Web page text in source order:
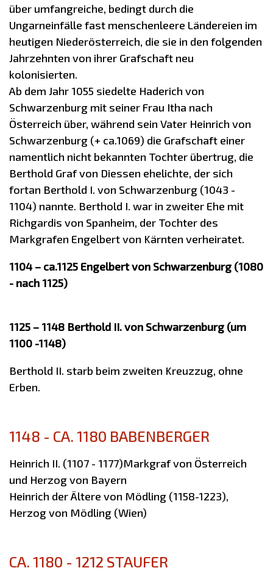
über umfangreiche, bedingt durch die
Ungarneinfälle fast menschenleere Ländereien im
heutigen Niederösterreich, die sie in den folgenden
Jahrzehnten von ihrer Grafschaft neu
kolonisierten.
Ab dem Jahr 1055 siedelte Haderich von
Schwarzenburg mit seiner Frau Itha nach
Österreich über, während sein Vater Heinrich von
Schwarzenburg (+ ca.1069) die Grafschaft einer
namentlich nicht bekannten Tochter übertrug, die
Berthold Graf von Diessen ehelichte, der sich
fortan Berthold I. von Schwarzenburg (1043 -
1104) nannte. Berthold I. war in zweiter Ehe mit
Richgardis von Spanheim, der Tochter des
Markgrafen Engelbert von Kärnten verheiratet.
1104 – ca.1125 Engelbert von Schwarzenburg (1080
- nach 1125)
1125 – 1148 Berthold II. von Schwarzenburg (um
1100 -1148)
Berthold II. starb beim zweiten Kreuzzug, ohne
Erben.
1148 - CA. 1180 BABENBERGER
Heinrich II. (1107 - 1177)Markgraf von Österreich
und Herzog von Bayern
Heinrich der Ältere von Mödling (1158-1223),
Herzog von Mödling (Wien)
CA. 1180 - 1212 STAUFER